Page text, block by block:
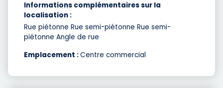
Informations complémentaires sur la
localisation :
Rue piétonne Rue semi-piétonne Rue semi-
piétonne Angle de rue
Emplacement :Centre commercial